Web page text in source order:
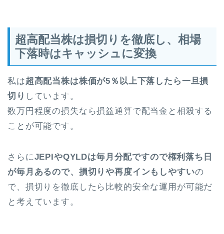
超高配当株は損切りを徹底し、相場
下落時はキャッシュに変換
私は超高配当株は株価が5％以上下落したら一旦損
切り しています。
数万円程度の損失なら損益通算で配当金と相殺する
ことが可能です。
さらにJEPIやQYLDは毎月分配ですので権利落ち日
が毎月あるので、損切りや再度インもしやすいの
で、損切りを徹底したら比較的安全な運用が可能だ
と考えています。